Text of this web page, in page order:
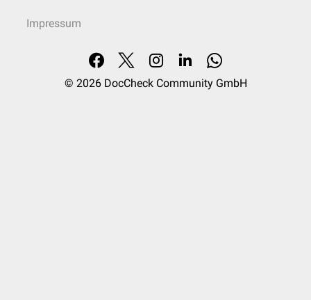
Impressum
© 2026 DocCheck Community GmbH